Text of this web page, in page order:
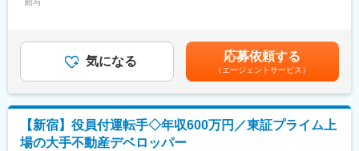
☆接待の予定により、土日の出勤や勤務時間の変動が生じます。
空き時間に社長秘書業務（スケジュール管理や書類管理など）も
■働き方：
・年間休日：125日
給与
業手当＞有＜給与補足＞※経験・スキル・前職を考慮します。（一
律手当含む）※給与詳細は経験、能力を考慮の上決定します。◆賞
与：年2回（6月・12月）／決算賞与：年1回（2月）＊業績による
賃金はあくまでも目安の金額であり、選考を通じて上下する可能
性があります。月給(月額)は固定手当を含めた表記です。
気になる 応募依頼する
（エージェントサービス）
【新宿】役員付運転手◇年収600万円／東証プライム上
場の大手不動産デベロッパー